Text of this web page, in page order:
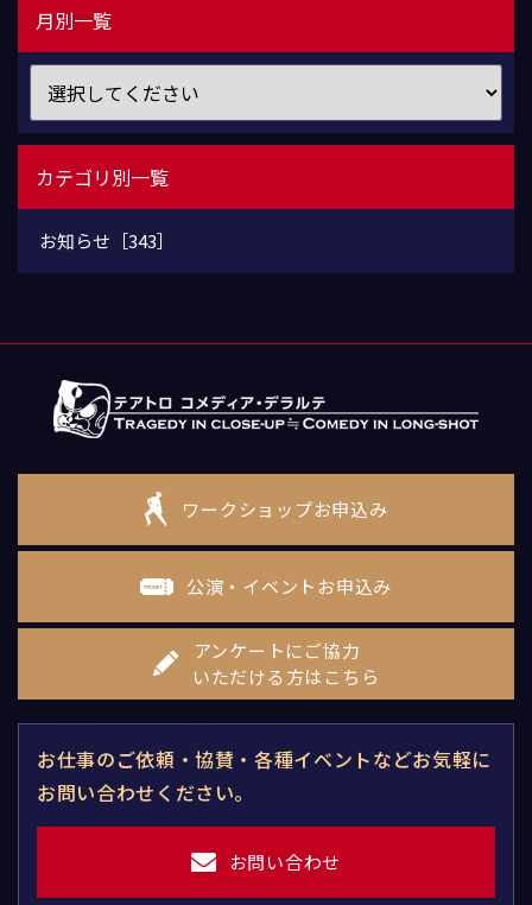
月別一覧
カテゴリ別一覧
お知らせ［343］
ワークショップお申込み
公演・イベントお申込み
アンケートにご協力
いただける方はこちら
お仕事のご依頼・協賛・各種イベントなどお気軽に
お問い合わせください。
お問い合わせ